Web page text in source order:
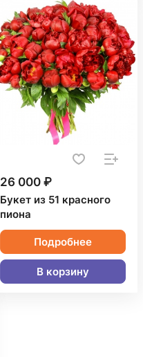
26 000 ₽
Букет из 51 красного
пиона
Подробнее
В корзину